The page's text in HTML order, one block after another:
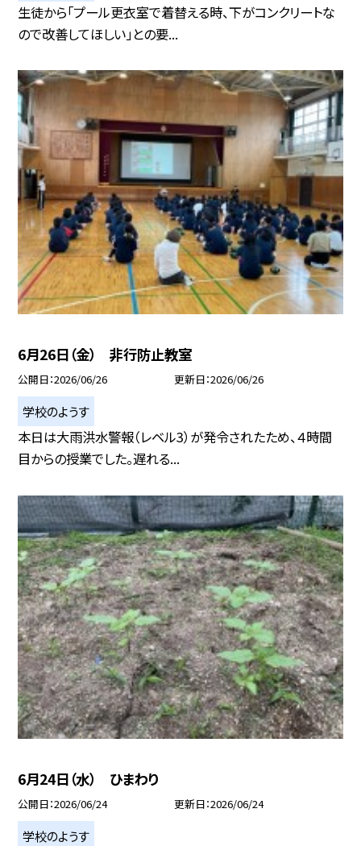
生徒から「プール更衣室で着替える時、下がコンクリートな
ので改善してほしい」との要...
6月26日（金） 非行防止教室
公開日 2026/06/26 更新日 2026/06/26
学校のようす
本日は大雨洪水警報（レベル3）が発令されたため、４時間
目からの授業でした。遅れる...
6月24日（水） ひまわり
公開日 2026/06/24 更新日 2026/06/24
学校のようす